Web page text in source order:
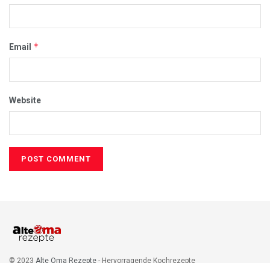
Email *
Website
© 2023 Alte Oma Rezepte - Hervorragende Kochrezepte